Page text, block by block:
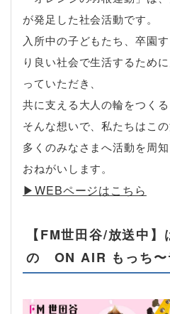
が発足した社会活動です。
入所中の子どもたち、卒園
り良い社会で生活するため
っていただき、
共に支える大人の輪をつくる
そんな想いで、私たちはこ
多くのみなさまへ活動を周
おねがいします。
▶︎WEBページはこちら
【FM世田谷/放送中
の ON AIR もっち〜